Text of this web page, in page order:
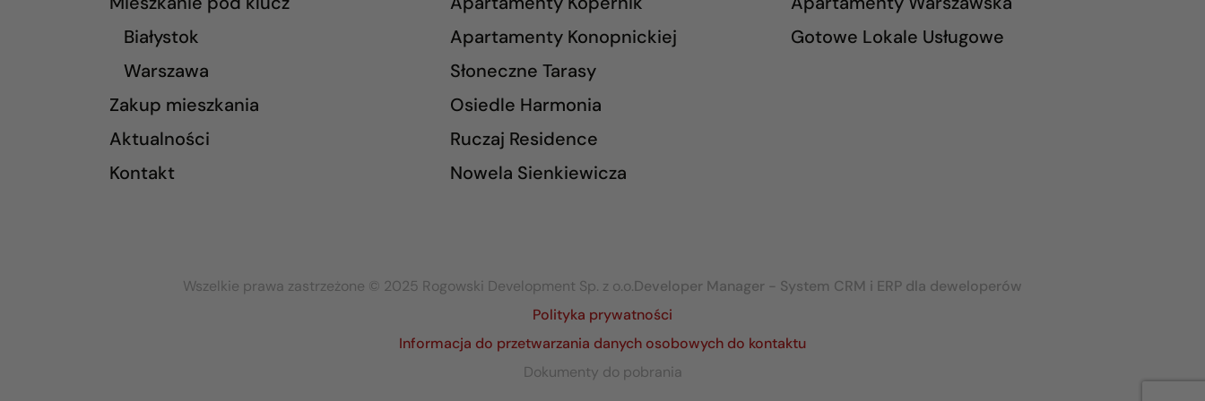
Białystok
Warszawa
Zakup mieszkania
Aktualności
Kontakt
Apartamenty Konopnickiej
Słoneczne Tarasy
Osiedle Harmonia
Ruczaj Residence
Nowela Sienkiewicza
Gotowe Lokale Usługowe
Wszelkie prawa zastrzeżone © 2025 Rogowski Development Sp. z o.o.Developer Manager - System CRM i ERP dla deweloperów
Polityka prywatności
Informacja do przetwarzania danych osobowych do kontaktu
Dokumenty do pobrania